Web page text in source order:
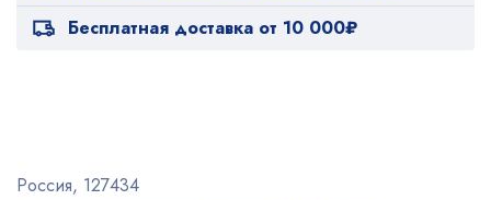
Бесплатная доставка от 10 000₽
Россия, 127434